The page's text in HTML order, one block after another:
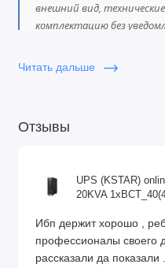
внешний вид,
комплектацию без
Читать дальше
Отзывы
UPS (KSTAR)
20KVA
Ибп держит хорошо ,
профессионалы своего
рассказали да показали ..